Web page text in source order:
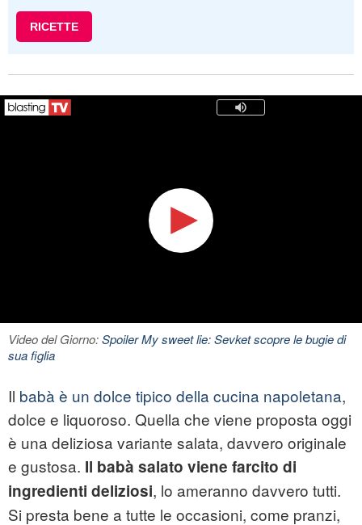
RICETTE
Video del Giorno:Spoiler My sweet lie: Sevket scopre le bugie di
sua figlia
Il babà è un dolce tipico della cucina napoletana,
dolce e liquoroso. Quella che viene proposta oggi
è una deliziosa variante salata, davvero originale
e gustosa. Il babà salato viene farcito di
ingredienti deliziosi, lo ameranno davvero tutti.
Si presta bene a tutte le occasioni, come pranzi,